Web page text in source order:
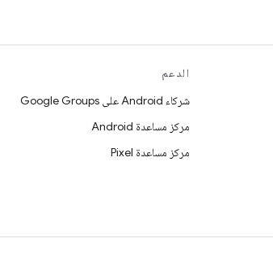
الدعم
شركاء Android على Google Groups
مركز مساعدة Android
مركز مساعدة Pixel